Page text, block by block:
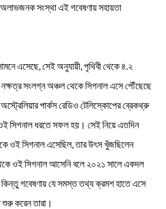
সংস্থা এই গবেষণায় সহায়তা
এসেছে, সেই অনুযায়ী, পৃথিবী থেকে ৪.২
নক্ষত্র সংলগ্ন অঞ্চল থেকে সিগনাল এসে পৌঁছেছে
পার্কস রেডিও টেলিস্কোপের ব্রেকথ্রু
সিগনাল ধরতে সফল হয়। সেই নিয়ে এতদিন
ওই সিগনাল এসেছিল, তার উৎস খুঁজছিলেন
ওই সিগনাল আসেনি বলে ২০২১ সালে একদল
কিন্তু গবেষণায় যে সমস্ত তথ্য ক্রমশ হাতে এসে
করেন তারা।